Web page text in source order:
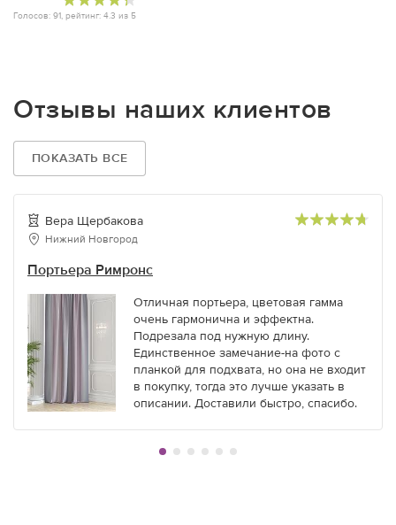
Голосов: 91, рейтинг: 4.3 из 5
Отзывы наших клиентов
ПОКАЗАТЬ ВСЕ
Вера Щербакова
Нижний Новгород
Портьера Римронс
Отличная портьера, цветовая гамма
очень гармонична и эффектна.
Подрезала под нужную длину.
Единственное замечание-на фото с
планкой для подхвата, но она не входит
в покупку, тогда это лучше указать в
описании. Доставили быстро, спасибо.